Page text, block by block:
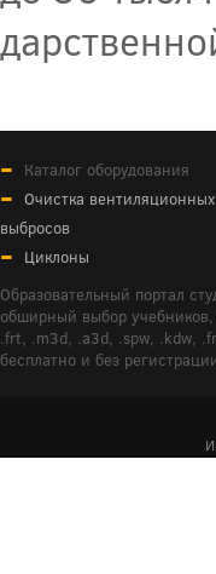
Каталог оборудования
Очистка вентиляционных
выбросов
Циклоны
Образовательный портал
обширный выбор
.frt, .m3d, .a3d, .spw, .kdw,
бесплатно и без